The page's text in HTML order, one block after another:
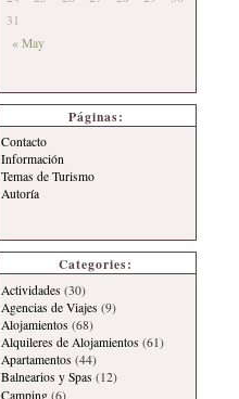
« May
31
Páginas:
Contacto
Información
Temas de Turismo
Autoría
Categories:
Actividades (30)
Agencias de Viajes (9)
Alojamientos (68)
Alquileres de Alojamientos (61)
Apartamentos (44)
Balnearios y Spas (12)
Camping (6)